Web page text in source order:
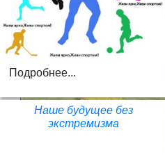
Подробнее...
Наше будущее без
экстремизма